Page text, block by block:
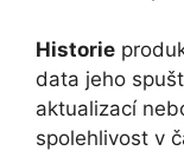
Historie
data jeho
aktualizací
spolehlivost v